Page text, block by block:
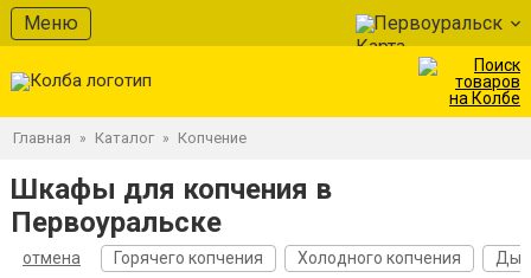
Меню Первоуральск
Главная » Каталог » Копчение
Шкафы для копчения в
Первоуральске
отмена Горячего копчения Холодного копчения